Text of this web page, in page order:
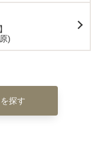
)
探す